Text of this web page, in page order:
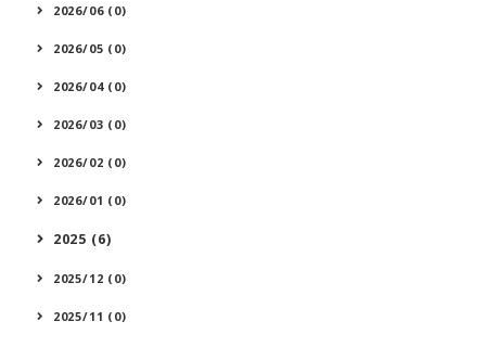
2026/06 (0)
2026/05 (0)
2026/04 (0)
2026/03 (0)
2026/02 (0)
2026/01 (0)
2025 (6)
2025/12 (0)
2025/11 (0)